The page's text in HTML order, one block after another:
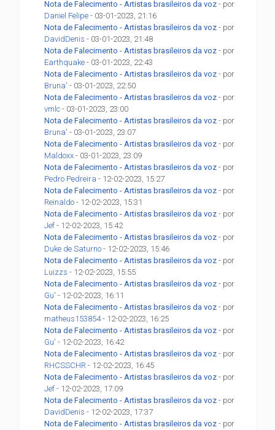
Nota de Falecimento - Artistas brasileiros da voz - por
Daniel Felipe - 03-01-2023, 21:16
Nota de Falecimento - Artistas brasileiros da voz - por
DavidDenis - 03-01-2023, 21:48
Nota de Falecimento - Artistas brasileiros da voz - por
Earthquake - 03-01-2023, 22:43
Nota de Falecimento - Artistas brasileiros da voz - por
Bruna' - 03-01-2023, 22:50
Nota de Falecimento - Artistas brasileiros da voz - por
vmlc - 03-01-2023, 23:00
Nota de Falecimento - Artistas brasileiros da voz - por
Bruna' - 03-01-2023, 23:07
Nota de Falecimento - Artistas brasileiros da voz - por
Maldoxx - 03-01-2023, 23:09
Nota de Falecimento - Artistas brasileiros da voz - por
Pedro Pedreira - 12-02-2023, 15:27
Nota de Falecimento - Artistas brasileiros da voz - por
Reinaldo - 12-02-2023, 15:31
Nota de Falecimento - Artistas brasileiros da voz - por
Jef - 12-02-2023, 15:42
Nota de Falecimento - Artistas brasileiros da voz - por
Duke de Saturno - 12-02-2023, 15:46
Nota de Falecimento - Artistas brasileiros da voz - por
Luizzs - 12-02-2023, 15:55
Nota de Falecimento - Artistas brasileiros da voz - por
Gu' - 12-02-2023, 16:11
Nota de Falecimento - Artistas brasileiros da voz - por
matheus153854- 12-02-2023, 16:25
Nota de Falecimento - Artistas brasileiros da voz - por
Gu' - 12-02-2023, 16:42
Nota de Falecimento - Artistas brasileiros da voz - por
RHCSSCHR - 12-02-2023, 16:45
Nota de Falecimento - Artistas brasileiros da voz - por
Jef - 12-02-2023, 17:09
Nota de Falecimento - Artistas brasileiros da voz - por
DavidDenis - 12-02-2023, 17:37
Nota de Falecimento - Artistas brasileiros da voz - por